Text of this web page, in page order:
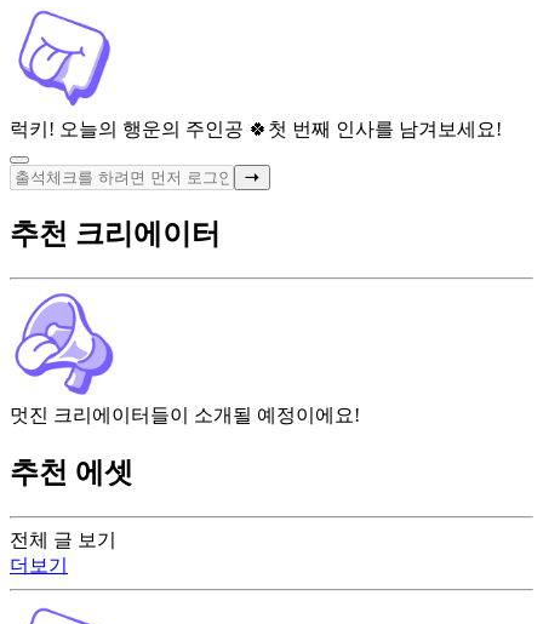
럭키! 오늘의 행운의 주인공 🍀 첫 번째 인사를 남겨보세요!
전체 글 보기
더보기
추천 크리에이터
멋진 크리에이터들이 소개될 예정이에요!
추천 에셋